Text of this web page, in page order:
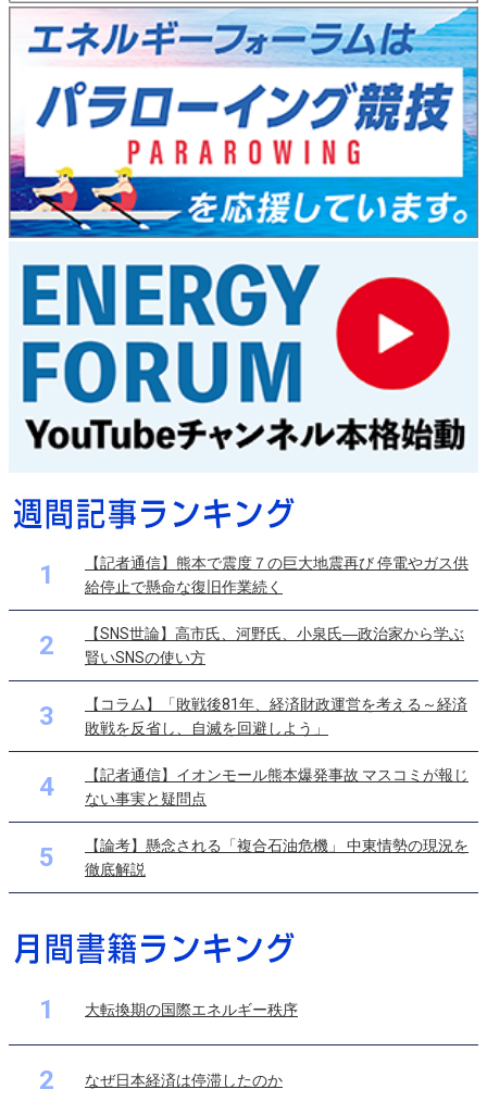
1
【記者通信】熊本で震度７の巨大地震再び 停電やガス供
給停止で懸命な復旧作業続く
2
【SNS世論】高市氏、河野氏、小泉氏―政治家から学ぶ
賢いSNSの使い方
3
【コラム】「敗戦後81年、経済財政運営を考える～経済
敗戦を反省し、自滅を回避しよう」
4
【記者通信】イオンモール熊本爆発事故 マスコミが報じ
ない事実と疑問点
5
【論考】懸念される「複合石油危機」 中東情勢の現況を
徹底解説
1 大転換期の国際エネルギー秩序
2 なぜ日本経済は停滞したのか